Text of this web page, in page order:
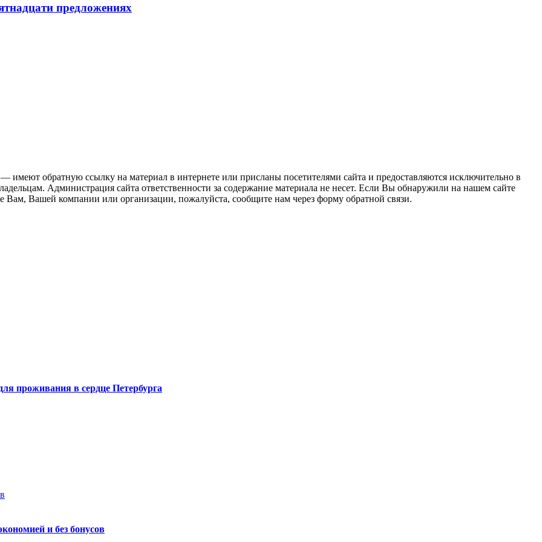
предложениях
имеют обратную ссылку на материал в интернете или присланы посетителями сайта и предоставляются исключительно в
Администрация сайта ответственности за содержание материала не несет. Если Вы обнаружили на нашем сайте
Вашей компании или организации, пожалуйста, сообщите нам через форму обратной связи.
проживания в сердце Петербурга
и без бонусов